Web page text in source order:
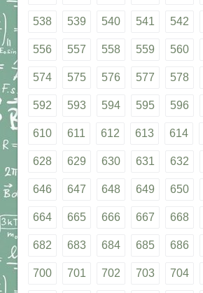
538 539 540 541 542
556 557 558 559 560
574 575 576 577 578
592 593 594 595 596
610 611 612 613 614
628 629 630 631 632
646 647 648 649 650
664 665 666 667 668
682 683 684 685 686
700 701 702 703 704